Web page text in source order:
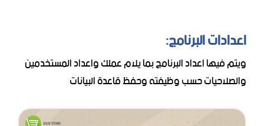
اعدادات البرنامج:
ويتم فيها اعداد البرنامج بما يلام عملك واعداد المستخدمين
والصلاحيات حسب وظيفته وحفظ قاعدة البيانات